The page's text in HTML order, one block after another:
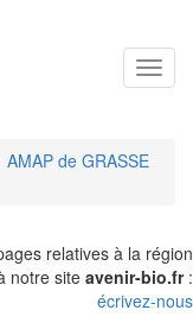
AMAP de GRASSE
relatives à la région
notre site avenir-bio.fr:
écrivez-nous